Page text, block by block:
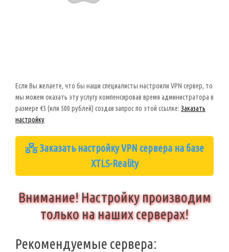
Если Вы желаете, что бы наши специалисты настроили VPN сервер, то
мы можем оказать эту услугу компенсировав время администратора в
размере €5 (или 500 рублей) создав запрос по этой ссылке: Заказать
настройку
Заказать настройку VPN сервера на базе
XTLS-Reality
Внимание! Настройку производим
только на наших серверах!
Рекомендуемые сервера: